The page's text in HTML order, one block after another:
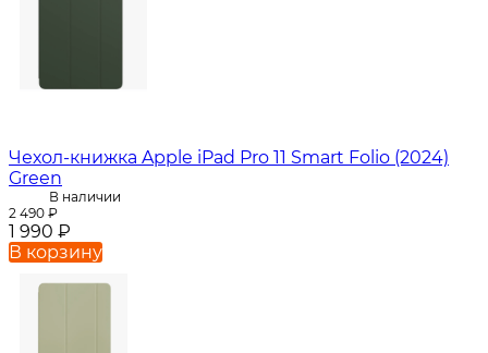
Чехол-книжка Apple iPad Pro 11 Smart Folio (2024)
Green
В наличии
2 490 ₽
1 990 ₽
В корзину